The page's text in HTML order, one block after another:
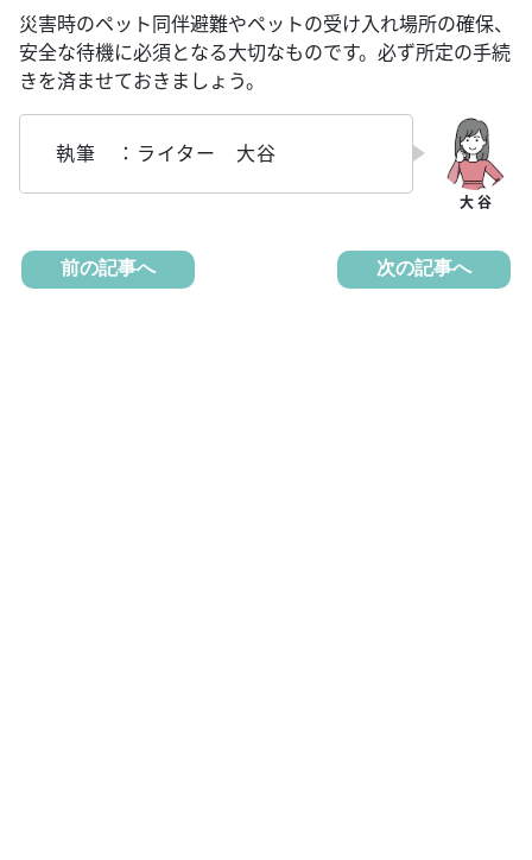
災害時のペット同伴避難やペットの受け入れ場所の確保、
安全な待機に必須となる大切なものです。必ず所定の手続
きを済ませておきましょう。
執筆 ：ライター 大谷
前の記事へ 次の記事へ